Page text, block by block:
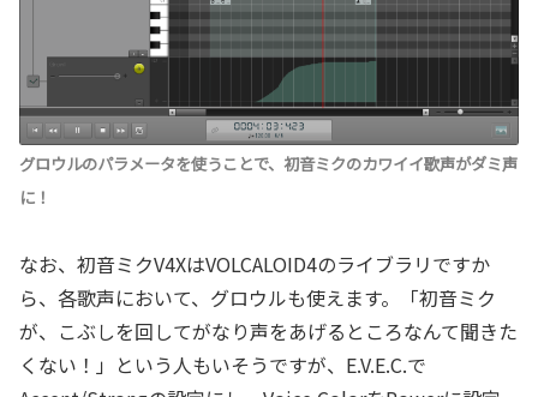
グロウルのパラメータを使うことで、初音ミクのカワイイ歌声がダミ声
に！
なお、初音ミクV4XはVOLCALOID4のライブラリですか
ら、各歌声において、グロウルも使えます。「初音ミク
が、こぶしを回してがなり声をあげるところなんて聞きた
くない！」という人もいそうですが、E.V.E.C.で